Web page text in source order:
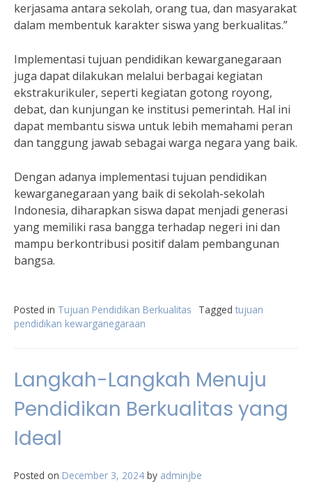
kerjasama antara sekolah, orang tua, dan masyarakat
dalam membentuk karakter siswa yang berkualitas.”
Implementasi tujuan pendidikan kewarganegaraan
juga dapat dilakukan melalui berbagai kegiatan
ekstrakurikuler, seperti kegiatan gotong royong,
debat, dan kunjungan ke institusi pemerintah. Hal ini
dapat membantu siswa untuk lebih memahami peran
dan tanggung jawab sebagai warga negara yang baik.
Dengan adanya implementasi tujuan pendidikan
kewarganegaraan yang baik di sekolah-sekolah
Indonesia, diharapkan siswa dapat menjadi generasi
yang memiliki rasa bangga terhadap negeri ini dan
mampu berkontribusi positif dalam pembangunan
bangsa.
Posted in Tujuan Pendidikan Berkualitas Tagged tujuan
pendidikan kewarganegaraan
Langkah-Langkah Menuju
Pendidikan Berkualitas yang
Ideal
Posted on December 3, 2024 by adminjbe